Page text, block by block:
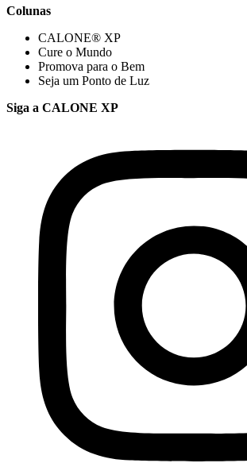
Colunas
CALONE® XP
Cure o Mundo
Promova para o Bem
Seja um Ponto de Luz
Siga a CALONE XP